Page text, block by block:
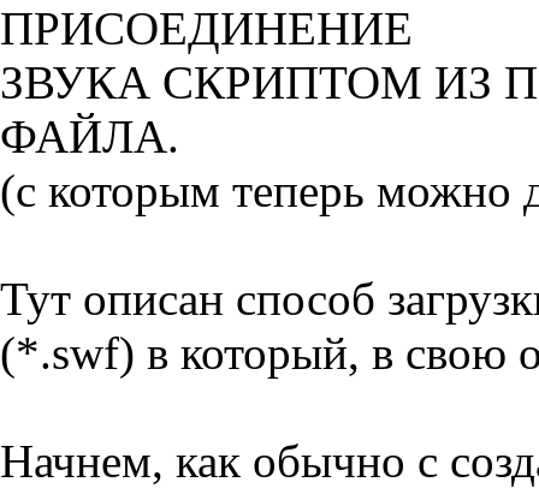
ПРИСОЕДИНЕНИЕ
ЗВУКА СКРИПТОМ ИЗ
ФАЙЛА.
(с которым теперь можно
Тут описан способ
(*.swf) в который, в свою
Начнем, как обычно с